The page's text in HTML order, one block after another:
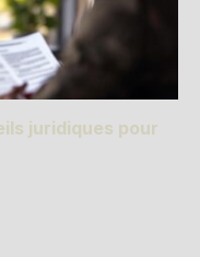
juridiques pour